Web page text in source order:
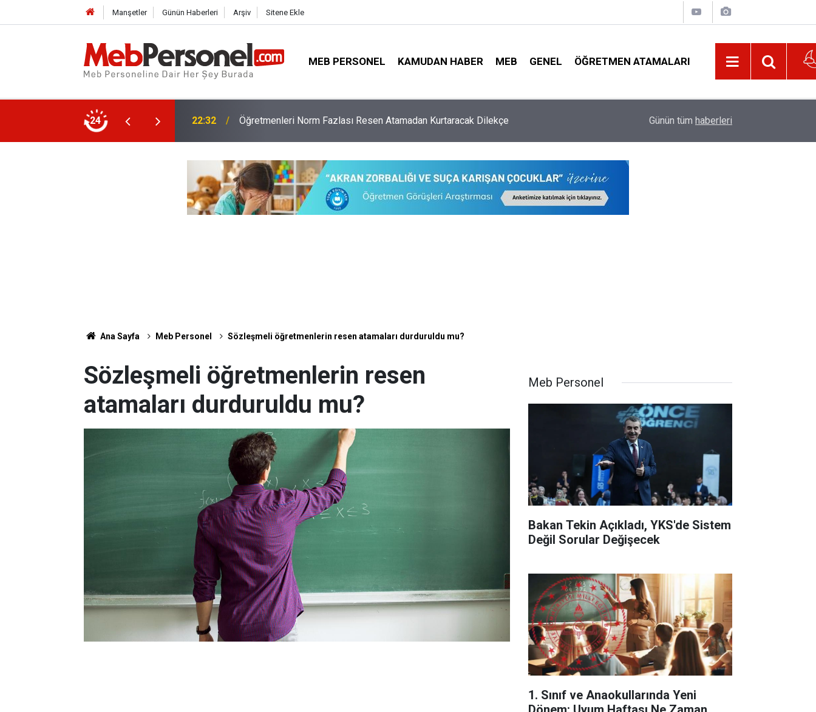
Manşetler Günün Haberleri Arşiv Sitene Ekle
MEB PERSONEL KAMUDAN HABER MEB GENEL ÖĞRETMEN ATAMALARI
24
Atamadan Kurtaracak Dilekçe 22:02 Veliyi Taciz Ettiği İddia Edilen Okul Müdürüne Uzaklaştırma Kararı Kurul Kararı Gereği O Öğretmenlere 5.256 TL
Günün tüm haberleri
Ana Sayfa Meb Personel Sözleşmeli öğretmenlerin resen atamaları durduruldu mu?
Sözleşmeli öğretmenlerin resen
atamaları durduruldu mu?
Meb Personel
Bakan Tekin Açıkladı, YKS'de Sistem
Değil Sorular Değişecek
1. Sınıf ve Anaokullarında Yeni